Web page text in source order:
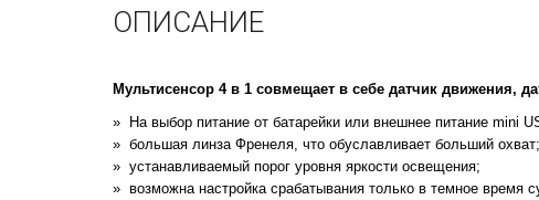
ОПИСАНИЕ
Мультисенсор 4 в 1 совмещает в себе датчик движения,
На выбор питание от батарейки или внешнее питание mini
большая линза Френеля, что обуславливает больший охват;
устанавливаемый порог уровня яркости освещения;
возможна настройка срабатывания только в темное время